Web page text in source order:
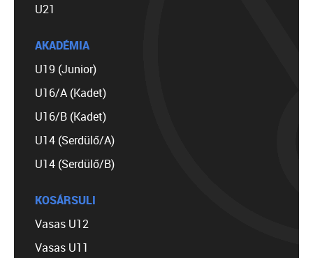
U21
AKADÉMIA
U19 (Junior)
U16/A (Kadet)
U16/B (Kadet)
U14 (Serdülő/A)
U14 (Serdülő/B)
KOSÁRSULI
Vasas U12
Vasas U11